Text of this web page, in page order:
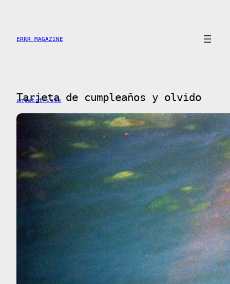
content
ERRR MAGAZINE
Tarjeta de cumpleaños y olvido
ungatotriste